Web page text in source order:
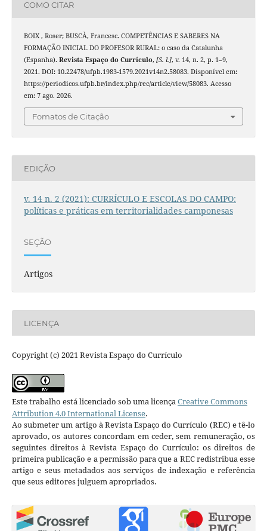
COMO CITAR
BOIX , Roser; BUSCÀ, Francesc. COMPETÊNCIAS E SABERES NA
FORMAÇÃO INICIAL DO PROFESOR RURAL: o caso da Catalunha
(Espanha). Revista Espaço do Currículo, [S. l.], v. 14, n. 2, p. 1–9,
2021. DOI: 10.22478/ufpb.1983-1579.2021v14n2.58083. Disponível em:
https://periodicos.ufpb.br/index.php/rec/article/view/58083. Acesso
em: 7 ago. 2026.
Fomatos de Citação
EDIÇÃO
v. 14 n. 2 (2021): CURRÍCULO E ESCOLAS DO CAMPO:
políticas e práticas em territorialidades camponesas
SEÇÃO
Artigos
LICENÇA
Copyright (c) 2021 Revista Espaço do Currículo
Este trabalho está licenciado sob uma licençaCreative Commons
Attribution 4.0 International License.
Ao submeter um artigo à Revista Espaço do Currículo (REC) e tê-lo
aprovado, os autores concordam em ceder, sem remuneração, os
seguintes direitos à Revista Espaço do Currículo: os direitos de
primeira publicação e a permissão para que a REC redistribua esse
artigo e seus metadados aos serviços de indexação e referência
que seus editores julguem apropriados.